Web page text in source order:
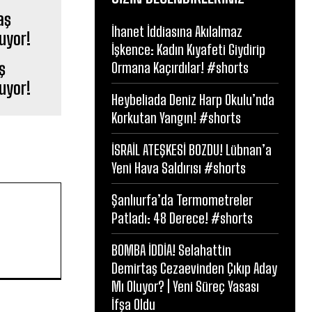
İhanet İddiasına Akılalmaz
İşkence: Kadın Kıyafeti Giydirip
Ormana Kaçırdılar! #shorts
Heybeliada Deniz Harp Okulu’nda
Korkutan Yangın! #shorts
İSRAİL ATEŞKESİ BOZDU! Lübnan’a
Yeni Hava Saldırısı #shorts
Şanlıurfa’da Termometreler
Patladı: 48 Derece! #shorts
BOMBA İDDİA! Selahattin
Demirtaş Cezaevinden Çıkıp Aday
Mı Oluyor? | Yeni Süreç Yasası
İfşa Oldu